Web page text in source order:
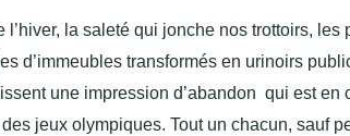
l’hiver, la saleté qui jonche nos trottoirs,
d’immeubles transformés en urinoirs
une impression d’abandon qui est
jeux olympiques. Tout un chacun, sauf